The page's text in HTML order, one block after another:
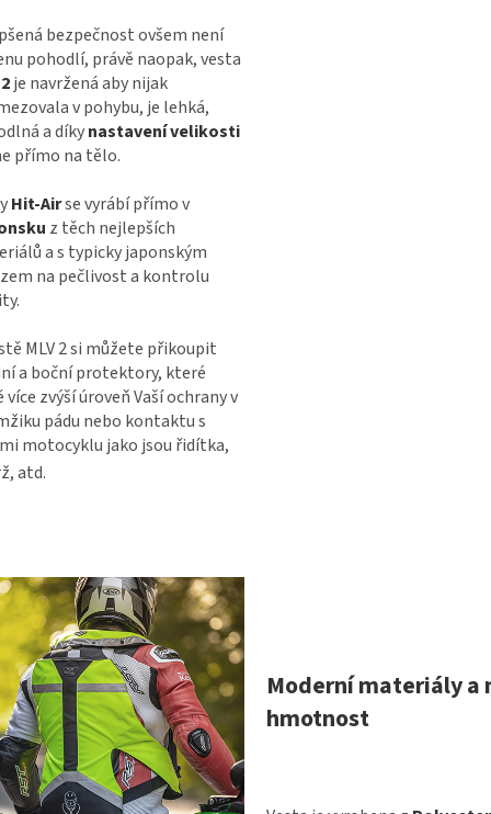
bezpečnost ovšem není
pohodlí, právě naopak, vesta
je navržená aby nijak
v pohybu, je lehká,
a díkynastavení velikosti
přímo na tělo.
Hit-Airse vyrábí přímo v
z těch nejlepších
a s typicky japonským
na pečlivost a kontrolu
MLV 2 si můžete přikoupit
a boční protektory, které
více zvýší úroveň Vaší ochrany v
pádu nebo kontaktu s
motocyklu jako jsou řidítka,
atd.
Moderní materiály a
hmotnost